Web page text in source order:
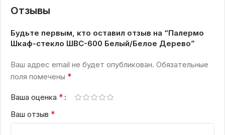
Отзывы
Будьте первым, кто оставил отзыв на “Палермо
Шкаф-стекло ШВС-600 Белый/Белое Дерево”
Ваш адрес email не будет опубликован. Обязательные
поля помечены *
Ваша оценка *
Ваш отзыв *